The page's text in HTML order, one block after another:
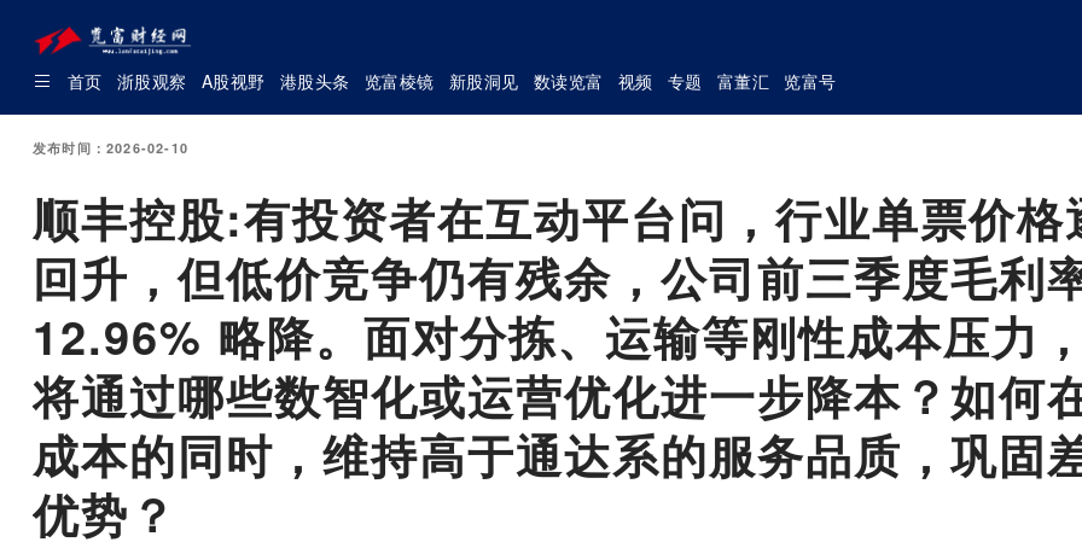
首页 浙股观察 A股视野 港股头条 览富棱镜 新股洞见 数读览富 视频 专题 富董汇 览富号
发布时间：2026-02-10
顺丰控股:有投资者在互动平台问，行业单票价格
回升，但低价竞争仍有残余，公司前三季度毛利
12.96% 略降。面对分拣、运输等刚性成本压力
将通过哪些数智化或运营优化进一步降本？如何
成本的同时，维持高于通达系的服务品质，巩固
优势？